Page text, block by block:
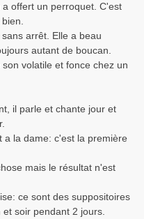
offert un perroquet. C'est
arrêt. Elle a beau
autant de boucan.
volatile et fonce chez un
il parle et chante jour et
a la dame: c'est la première
mais le résultat n'est
ce sont des suppositoires
soir pendant 2 jours.